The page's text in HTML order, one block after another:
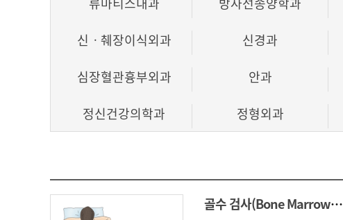
신ㆍ췌장이식외과
신경과
심장혈관흉부외과
안과
정신건강의학과
정형외과
골수 검사(Bone Marrow Examination)